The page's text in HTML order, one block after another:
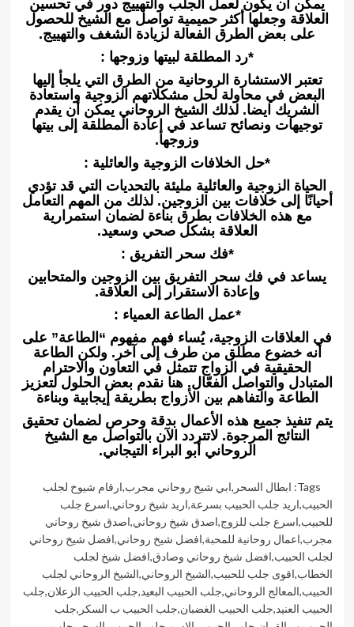
يمكن أن يكون لعمل الجلب والتهييج دور في تحسين
العلاقة وجعلها أكثر حميمية تواصل مع الشيخ للحصول
على بعض الطرق الفعالة لزيادة الشغف والتهييج.
*رد المطلقة لبيتها وزوجها :
تعتبر الاستشارة الروحانية من الطرق التي يلجأ إليها
البعض في محاولة لحل مشكلاتهم الزوجية واستعادة
الشريك ايضا. لذلك الشيخ الروحاني يمكن أن يقدم
توجيهات ونصائح تساعد في إعادة المطلقة إلى بيتها
وزوجها.
*حل الخلافات الزوجية والعائلية :
الحياة الزوجية والعائلية مليئة بالتحديات التي قد تؤدي
أحيانًا إلى خلافات بين الزوجين. لذلك من المهم التعامل
مع هذه الخلافات بطرق بناءة لضمان استمرارية
العلاقة بشكل صحي وسعيد.
*فك سحر التفريق :
يساعد في فك سحر التفريق بين الزوجين والمتحابين
وإعادة الاستقرار إلى العلاقة.
*عمل الطاعة العمياء :
في العلاقات الزوجية، يُساء فهم مفهوم “الطاعة” على
أنه خضوع مطلق من طرف إلى آخر. ولكن الطاعة
الحقيقية في الزواج تتمثل في التعاون والاحترام
المتبادل والتواصل الفعّال. هنا نقدم بعض الحلول لتعزيز
الطاعة والتفاهم بين الأزواج بطريقة إيجابية وبناءة
يتم تنفيذ جميع هذه الأعمال بدقة وحرص لضمان تحقيق
النتائج المرجوة. لاتتردد الآن بالتواصل مع الشيخ
الروحاني أبو البراء التيجاني.
Tags: ابطال السحر ,ابي شيخ روحاني مجرب,ارقام شيوخ لجلب
الحبيب,اريد جلب الحبيب بسرعة,اريد شيخ روحاني,اسرع جلب
للحبيب,اسرع جلب للزوج,اصدق شيخ روحاني,اصدق شيخ روحاني
مجرب,اعمال روحانية للمحبة,افضل شيخ روحاني,افضل شيخ روحاني
لجلب الحبيب,افضل شيخ روحاني وصادق,افضل شيخ لجلب
الخطاب,اقوى جلب للحبيب,الشيخ الروحاني,الشيخ الروحاني لجلب
الحبيب,المعالج الروحاني,جلب الحبيب البعيد,جلب الحبيب الزعلان,جلب
الحبيب العنيد,جلب الحبيب الغضبان,جلب الحبيب ب السكر ,جلب